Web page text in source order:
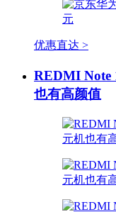
优惠直达 >
REDMI Note
也有高颜值